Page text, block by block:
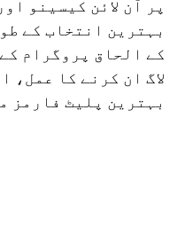
کے الحاق پروگرام
بہترین پلیٹ فارمز